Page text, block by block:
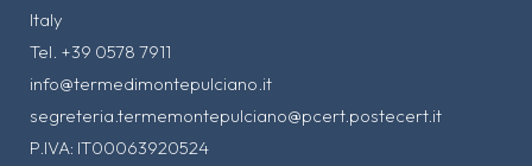
Italy
Tel. +39 0578 7911
info@termedimontepulciano.it
segreteria.termemontepulciano@pcert.postecert.it
P.IVA: IT00063920524